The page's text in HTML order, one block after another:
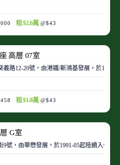
租 $2.6萬 @$43
高層 07室
義路12-20號，由港鐵/新鴻基發展，於
租 $1.8萬 @$43
G室
9號，由華懋發展，於1991-05起陸續入伙